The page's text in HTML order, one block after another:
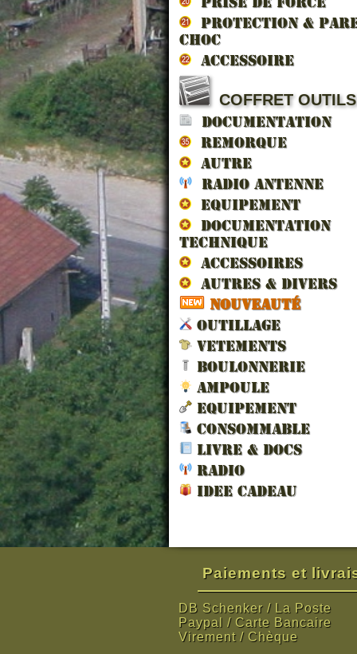
PROTECTION &
CHOC
ACCESSOIRE
COFFRET OUTILS
DOCUMENTATION
REMORQUE
AUTRE
RADIO ANTENNE
EQUIPEMENT
DOCUMENTATION
TECHNIQUE
ACCESSOIRES
AUTRES & DIVERS
NOUVEAUTÉ
OUTILLAGE
VETEMENTS
BOULONNERIE
AMPOULE
EQUIPEMENT
CONSOMMABLE
LIVRE & DOCS
RADIO
IDEE CADEAU
JOINT BOUCHON ...
1.68 € TTC
CARTOUCHE FILT...
15.60 € TTC
KIT VOLET COLL...
48.00 € TTC
Paiements et
DB Schenker / La Poste
Paypal / Carte Bancaire
Virement / Chèque